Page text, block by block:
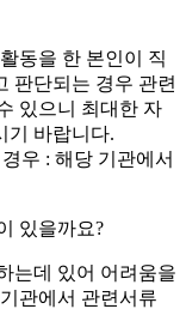
동을 한 본인이 직
판단되는 경우 관련
있으니 최대한 자
기 바랍니다.
우 : 해당 기관에서
있을까요?
는데 있어 어려움을
관에서 관련서류